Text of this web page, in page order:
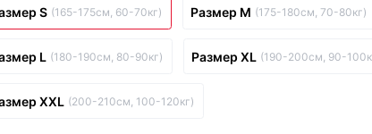
S (165-175см, 60-70кг) Размер M (175-180см, 70-80кг)
L (180-190см, 80-90кг) Размер XL (190-200см, 90-
XXL (200-210см, 100-120кг)